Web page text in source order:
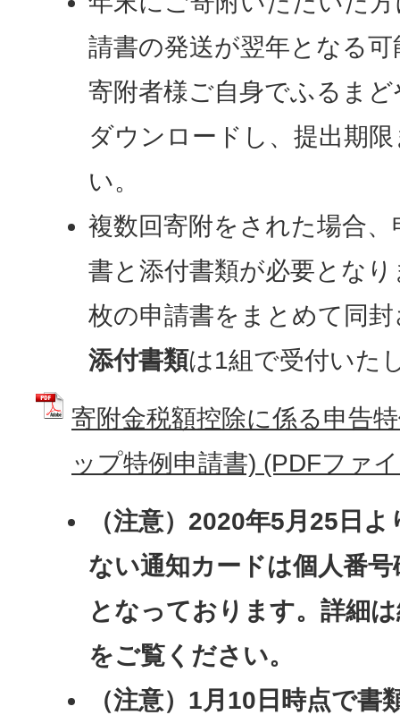
請書の発送が翌年となる
寄附者様ご自身でふるま
ダウンロードし、提出期
い。
複数回寄附をされた場合
書と添付書類が必要とな
枚の申請書をまとめて同
添付書類は1組で受付いた
寄附金税額控除に係る申告
ップ特例申請書) (PDFファ
（注意）2020年5月25日
ない通知カードは個人番
となっております。詳細
をご覧ください。
（注意）1月10日時点で